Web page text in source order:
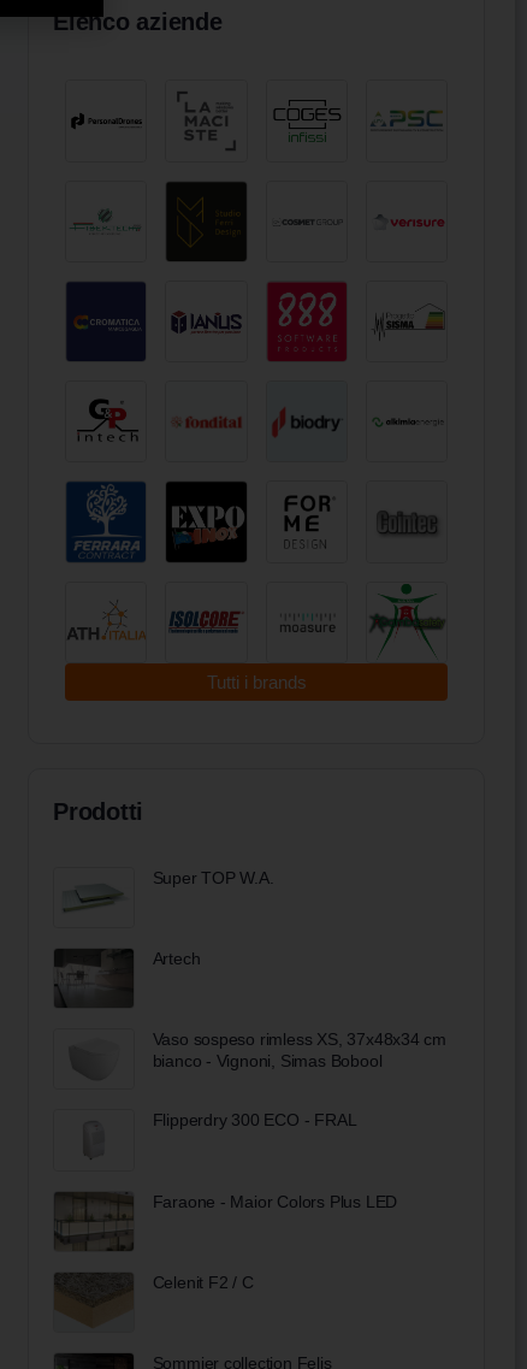
Elenco aziende
Tutti i brands
Prodotti
Super TOP W.A.
Artech
Vaso sospeso rimless XS, 37x48x34 cm
bianco - Vignoni, Simas Bobool
Flipperdry 300 ECO - FRAL
Faraone - Maior Colors Plus LED
Celenit F2 / C
Sommier collection Felis